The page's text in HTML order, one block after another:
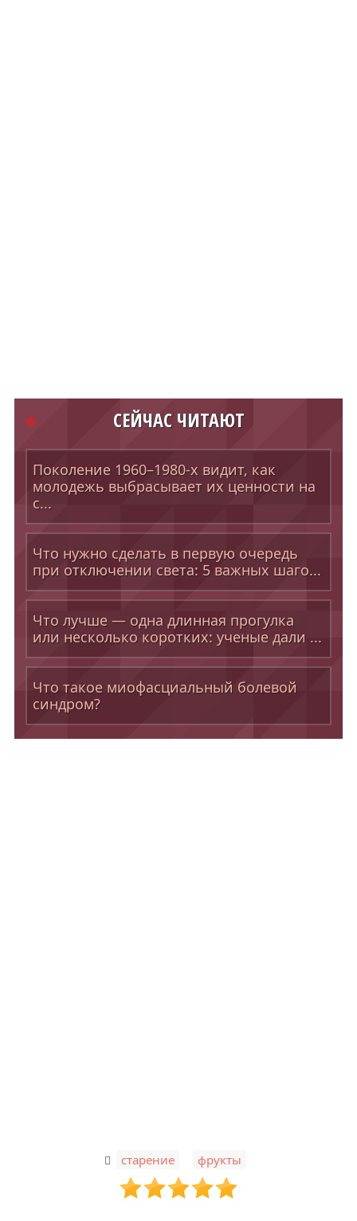
СЕЙЧАС ЧИТАЮТ
Поколение 1960–1980-х видит, как
молодежь выбрасывает их ценности на
с...
Что нужно сделать в первую очередь
при отключении света: 5 важных шаго...
Что лучше — одна длинная прогулка
или несколько коротких: ученые дали ...
Что такое миофасциальный болевой
синдром?
старение фрукты